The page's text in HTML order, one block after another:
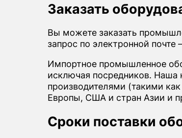
Заказать
Вы можете заказать
запрос по электронной почте
Импортное промышленное
исключая посредников. Наша
производителями (такими
Европы, США и стран Азии и
Сроки поставки